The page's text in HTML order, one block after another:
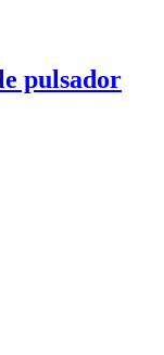
pulsador